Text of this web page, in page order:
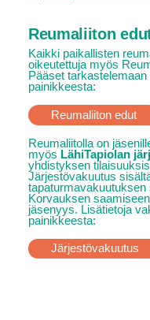
Reumaliiton
Kaikki paikallisten
oikeutettuja myös
Pääset
painikkeesta:
Reumaliiton edut
Reumaliitolla on
myös LähiTapiolan
yhdistyksen
Järjestövakuutus
Korvauksen
jäsenyys. Lisätietoja
painikkeesta:
Järjestövakuutus